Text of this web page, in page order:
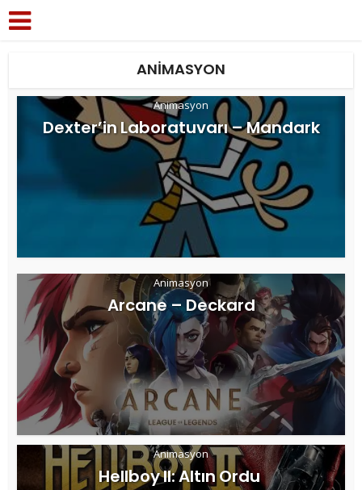
ANIMASYON
Animasyon
Dexter’in Laboratuvarı – Mandark
Animasyon
Arcane – Deckard
Animasyon
Hellboy II: Altın Ordu